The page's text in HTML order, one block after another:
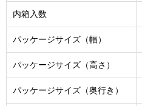
内箱入数
パッケージサイズ（幅）
パッケージサイズ（高さ）
パッケージサイズ（奥行き）